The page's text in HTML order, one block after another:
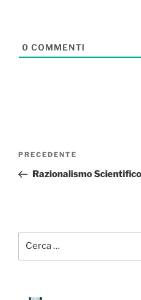
0 COMMENTI
Navigazione
Articolo
precedente:
PRECEDENTE
Razionalismo